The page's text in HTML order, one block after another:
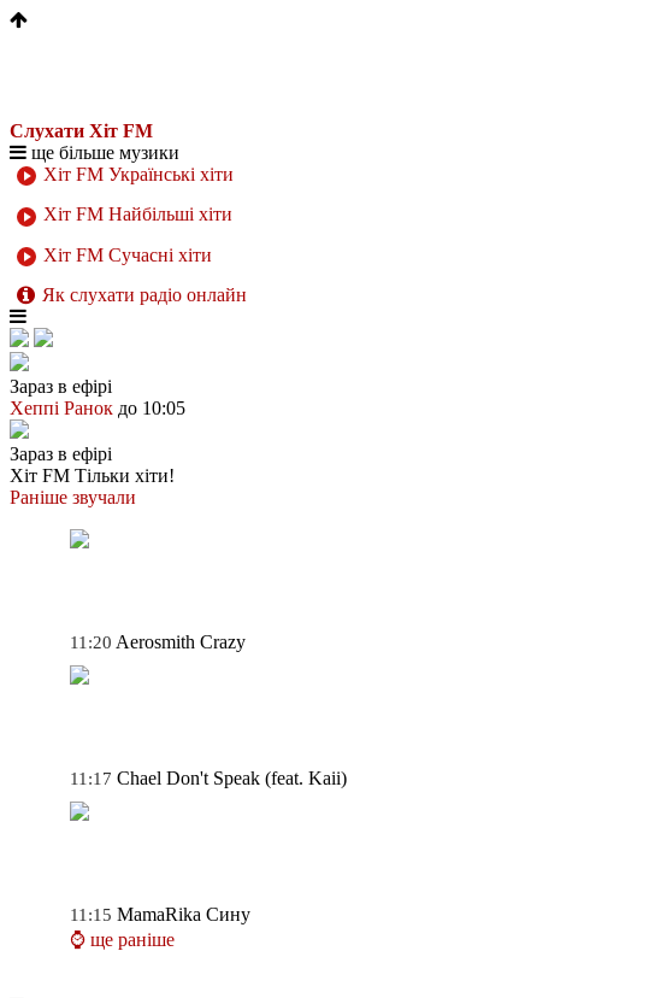
Слухати Хіт FM
ще більше музики
Хіт FM Українські хіти
Хіт FM Найбільші хіти
Хіт FM Сучасні хіти
Як слухати радіо онлайн
Зараз в ефірі
Хеппі Ранок до 10:05
Зараз в ефірі
Хіт FM Тільки хіти!
Раніше звучали
11:20 Aerosmith Crazy
11:17 Chael Don't Speak (feat. Kaii)
11:15 MamaRika Сину
⌚ ще раніше